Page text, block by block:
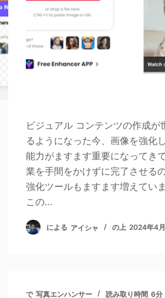
ビジュアル コンテンツの作成が
るようになった今、画像を強化
能力がますます重要になってき
業を手間をかけずに完了させる
強化ツールもますます増えてい
この…
による アイシャ の上 2024年4
で 写真エンハンサー 読み取り時間 6分